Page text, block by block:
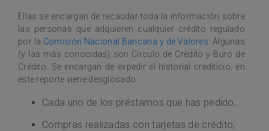
Ellas se encargan de recaudar toda la información sobre
las personas que adquieren cualquier crédito regulado
por la Comisión Nacional Bancaria y de Valores. Algunas
(y las más conocidas) son Círculo de Crédito y Buró de
Crédito. Se encargan de expedir el historial crediticio, en
este reporte viene desglosado:
Cada uno de los préstamos que has pedido,
Compras realizadas con tarjetas de crédito,